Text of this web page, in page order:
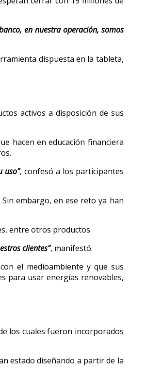
en nuestra operación, somos
dispuesta en la tableta,
activos a disposición de sus
hacen en educación financiera
uso”, confesó a los participantes
embargo, en ese reto ya han
entre otros productos.
clientes”, manifestó.
el medioambiente y que sus
para usar energías renovables,
los cuales fueron incorporados
estado diseñando a partir de la